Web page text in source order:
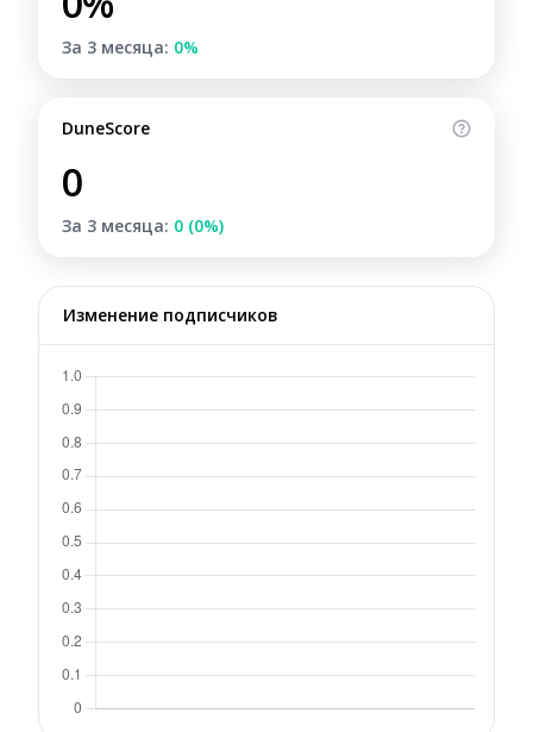
За 3 месяца: 0%
DuneScore
0
За 3 месяца: 0 (0%)
Изменение подписчиков